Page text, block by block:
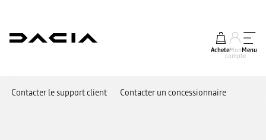
AcheterMon
compte
Menu
Contacter le support client Contacter un concessionnaire